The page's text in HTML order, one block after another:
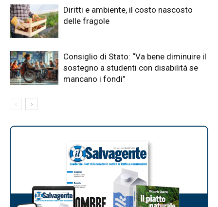
Diritti e ambiente, il costo nascosto
delle fragole
Consiglio di Stato: “Va bene diminuire il
sostegno a studenti con disabilità se
mancano i fondi”